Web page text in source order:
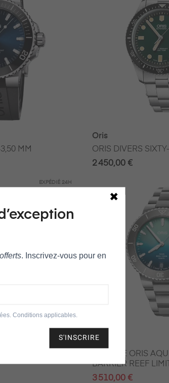
MM
Oris
ORIS DIVERS
2 450,00 €
EXPÉDIÉ 24H
Oris
MONTRE ORIS AQUIS GREAT
BARRIER REEF
43.50 MM
3 510,00 €
. Inscrivez‑vous pour en
Conditions applicables.
S'INSCRIRE